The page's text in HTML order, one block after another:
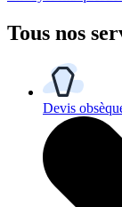
Tous nos
Devis